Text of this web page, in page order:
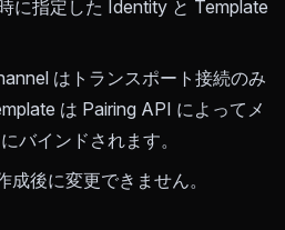
に指定した Identity と Template
はトランスポート接続のみ
は Pairing API によってメ
バインドされます。
後に変更できません。